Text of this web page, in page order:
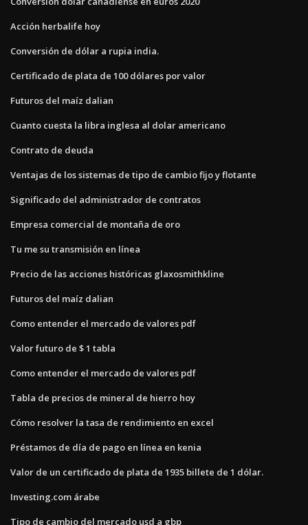
Acción herbalife hoy
Conversión de dólar a rupia india.
Certificado de plata de 100 dólares por valor
Futuros del maíz dalian
Cuanto cuesta la libra inglesa al dolar americano
Contrato de deuda
Ventajas de los sistemas de tipo de cambio fijo y flotante
Significado del administrador de contratos
Empresa comercial de montaña de oro
Tu me su transmisión en línea
Precio de las acciones históricas glaxosmithkline
Futuros del maíz dalian
Como entender el mercado de valores pdf
Valor futuro de $ 1 tabla
Como entender el mercado de valores pdf
Tabla de precios de mineral de hierro hoy
Cómo resolver la tasa de rendimiento en excel
Préstamos de día de pago en línea en kenia
Valor de un certificado de plata de 1935 billete de 1 dólar.
Investing.com árabe
Tipo de cambio del mercado usd a gbp